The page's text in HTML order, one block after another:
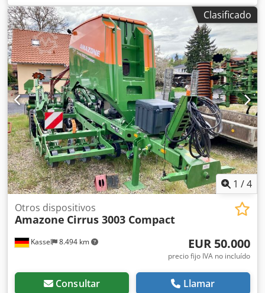
Sensor de inclinación para sistema de pesaje FlowCheck
Alfombrillas EasyCheck, 16 unidades / pieza Guardabarros
en L y escaleras Iluminación LED Lona enrollable de
cobertura L / Juego de palas esparcidoras TS Dcjdpfxsrxr
Uys Abrsk
Clasificado
1 /4
Kassel 8.494 km
Otros dispositivos
Amazone Cirrus 3003 Compact
EUR 50.000
precio fijo IVA no incluído
Consultar Llamar